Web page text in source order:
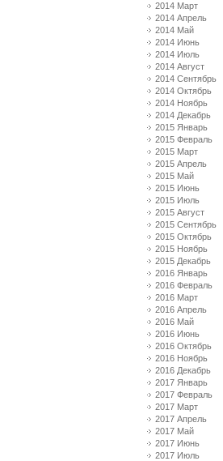
2014 Март
2014 Апрель
2014 Май
2014 Июнь
2014 Июль
2014 Август
2014 Сентябрь
2014 Октябрь
2014 Ноябрь
2014 Декабрь
2015 Январь
2015 Февраль
2015 Март
2015 Апрель
2015 Май
2015 Июнь
2015 Июль
2015 Август
2015 Сентябрь
2015 Октябрь
2015 Ноябрь
2015 Декабрь
2016 Январь
2016 Февраль
2016 Март
2016 Апрель
2016 Май
2016 Июнь
2016 Октябрь
2016 Ноябрь
2016 Декабрь
2017 Январь
2017 Февраль
2017 Март
2017 Апрель
2017 Май
2017 Июнь
2017 Июль